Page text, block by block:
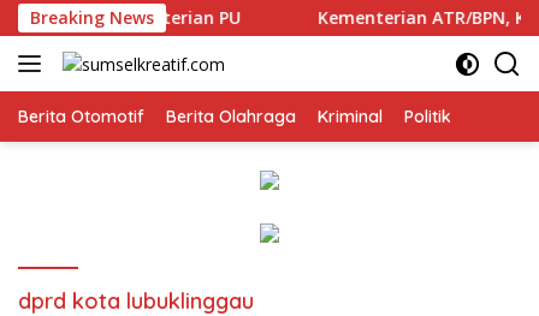
Langsung
ke
konten
Breaking News
ke Kementerian PU Kementerian ATR/BPN, KPK,
Berita Otomotif Berita Olahraga Kriminal Politik
dprd kota lubuklinggau